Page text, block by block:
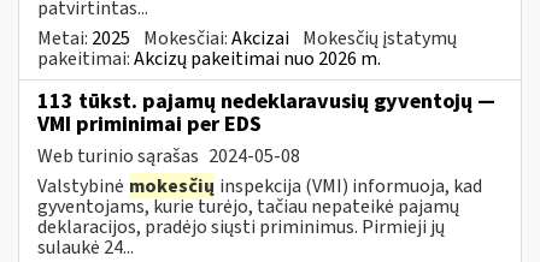
patvirtintas...
Metai: 2025 Mokesčiai:Akcizai Mokesčių įstatymų
pakeitimai:Akcizų pakeitimai nuo 2026 m.
113 tūkst. pajamų nedeklaravusių gyventojų —
VMI priminimai per EDS
Web turinio sąrašas 2024-05-08
Valstybinė mokesčių inspekcija (VMI) informuoja, kad
gyventojams, kurie turėjo, tačiau nepateikė pajamų
deklaracijos, pradėjo siųsti priminimus. Pirmieji jų
sulaukė 24...